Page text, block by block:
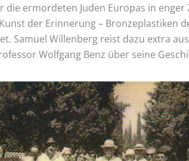
die ermordeten Juden Europas in
der Erinnerung – Bronzeplastiken
Samuel Willenberg reist dazu extra
Wolfgang Benz über seine